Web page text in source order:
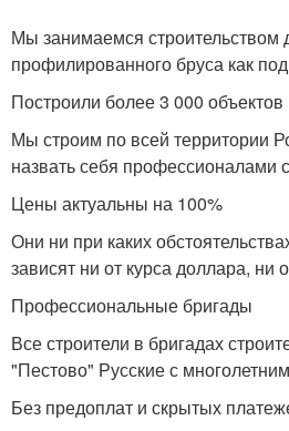
Мы занимаемся строительством
профилированного бруса как
Построили более 3 000 объектов
Мы строим по всей территории
назвать себя профессионалами
Цены актуальны на 100%
Они ни при каких
зависят ни от курса доллара, ни
Профессиональные бригады
Все строители в бригадах
"Пестово" Русские с
Без предоплат и скрытых